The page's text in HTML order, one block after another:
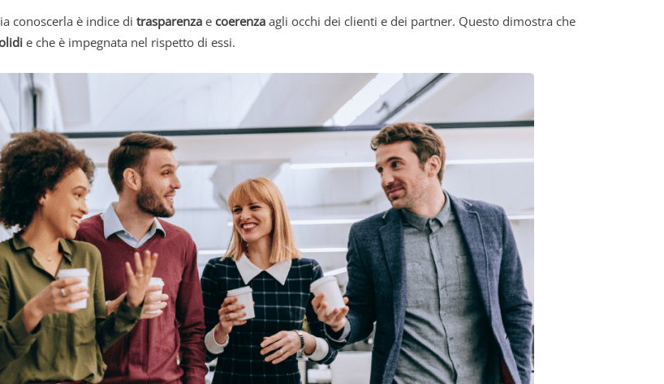
conoscerla è indice di trasparenza e coerenza agli occhi dei clienti e dei partner. Questo dimostra che
e che è impegnata nel rispetto di essi.